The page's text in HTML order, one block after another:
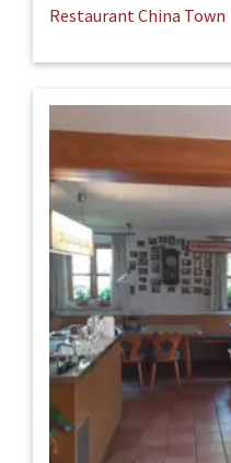
Restaurant China Town